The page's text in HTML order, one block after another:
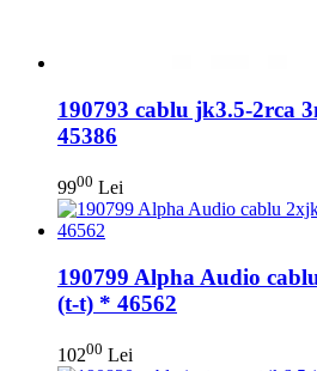
190793 cablu jk3.5-2rca
45386
9900 Lei
190799 Alpha Audio
(t-t) * 46562
10200 Lei